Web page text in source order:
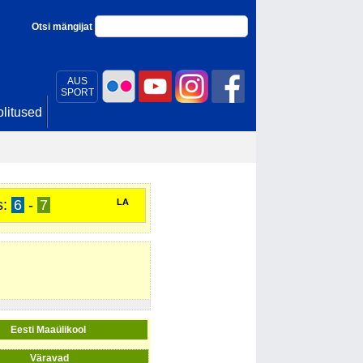
AUS
SPORT
Otsi mängijat
LA
6 - 7
Eesti Maaülikool
Väravad